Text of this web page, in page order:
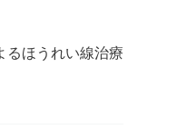
るほうれい線治療